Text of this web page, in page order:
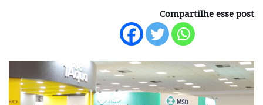
Compartilhe esse post